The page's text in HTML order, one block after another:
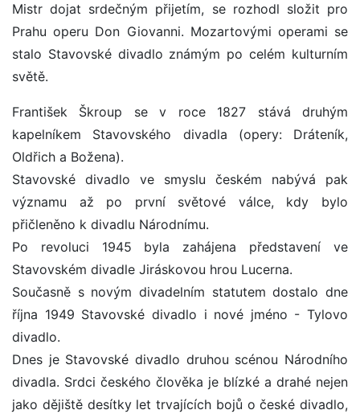
Mistr dojat srdečným přijetím, se rozhodl složit pro
Prahu operu Don Giovanni. Mozartovými operami se
stalo Stavovské divadlo známým po celém kulturním
světě.
František Škroup se v roce 1827 stává druhým
kapelníkem Stavovského divadla (opery: Dráteník,
Oldřich a Božena).
Stavovské divadlo ve smyslu českém nabývá pak
významu až po první světové válce, kdy bylo
přičleněno k divadlu Národnímu.
Po revoluci 1945 byla zahájena představení ve
Stavovském divadle Jiráskovou hrou Lucerna.
Současně s novým divadelním statutem dostalo dne
října 1949 Stavovské divadlo i nové jméno - Tylovo
divadlo.
Dnes je Stavovské divadlo druhou scénou Národního
divadla. Srdci českého člověka je blízké a drahé nejen
jako dějiště desítky let trvajících bojů o české divadlo,